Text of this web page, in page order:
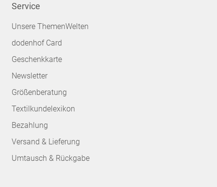
Service
Unsere ThemenWelten
dodenhof Card
Geschenkkarte
Newsletter
Größenberatung
Textilkundelexikon
Bezahlung
Versand & Lieferung
Umtausch & Rückgabe